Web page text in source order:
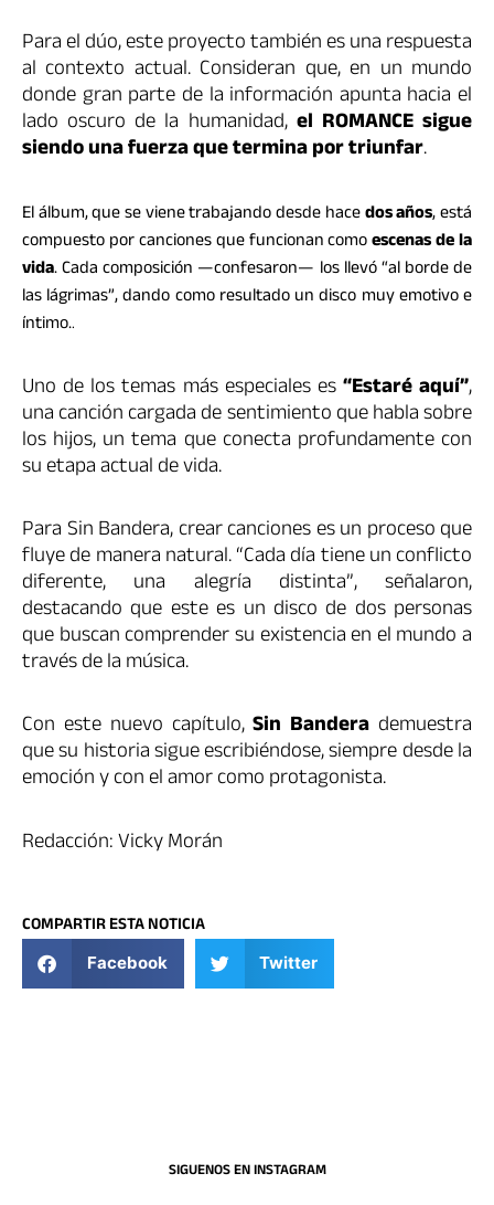
Para el dúo, este proyecto también es una respuesta
al contexto actual. Consideran que, en un mundo
donde gran parte de la información apunta hacia el
lado oscuro de la humanidad, el ROMANCE sigue
siendo una fuerza que termina por triunfar.
El álbum, que se viene trabajando desde hacedos años, está
compuesto por canciones que funcionan comoescenas de la
vida. Cada composición —confesaron— los llevó “al borde de
las lágrimas”, dando como resultado un disco muy emotivo e
íntimo..
Uno de los temas más especiales es“Estaré aquí”,
una canción cargada de sentimiento que habla sobre
los hijos, un tema que conecta profundamente con
su etapa actual de vida.
Para Sin Bandera, crear canciones es un proceso que
fluye de manera natural. “Cada día tiene un conflicto
diferente, una alegría distinta”, señalaron,
destacando que este es un disco de dos personas
que buscan comprender su existencia en el mundo a
través de la música.
Con este nuevo capítulo,Sin Bandera demuestra
que su historia sigue escribiéndose, siempre desde la
emoción y con el amor como protagonista.
Redacción: Vicky Morán
COMPARTIR ESTA NOTICIA
Facebook Twitter
SIGUENOS EN INSTAGRAM